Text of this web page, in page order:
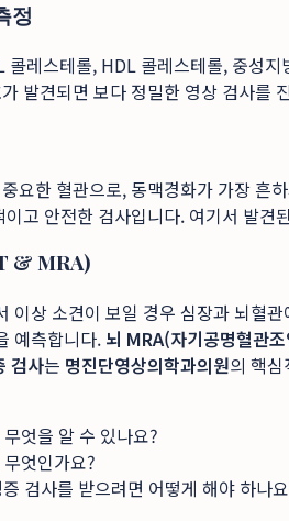
정
레스테롤, HDL 콜레스테롤, 중성
발견되면 보다 정밀한 영상 검사를
요한 혈관으로, 동맥경화가 가장
고 안전한 검사입니다. 여기서 발
& MRA)
이상 소견이 보일 경우 심장과 뇌혈
예측합니다. 뇌 MRA(자기공명혈관
검사는 명진단영상의학과의원의 핵
엇을 알 수 있나요?
엇인가요?
검사를 받으려면 어떻게 해야 하나